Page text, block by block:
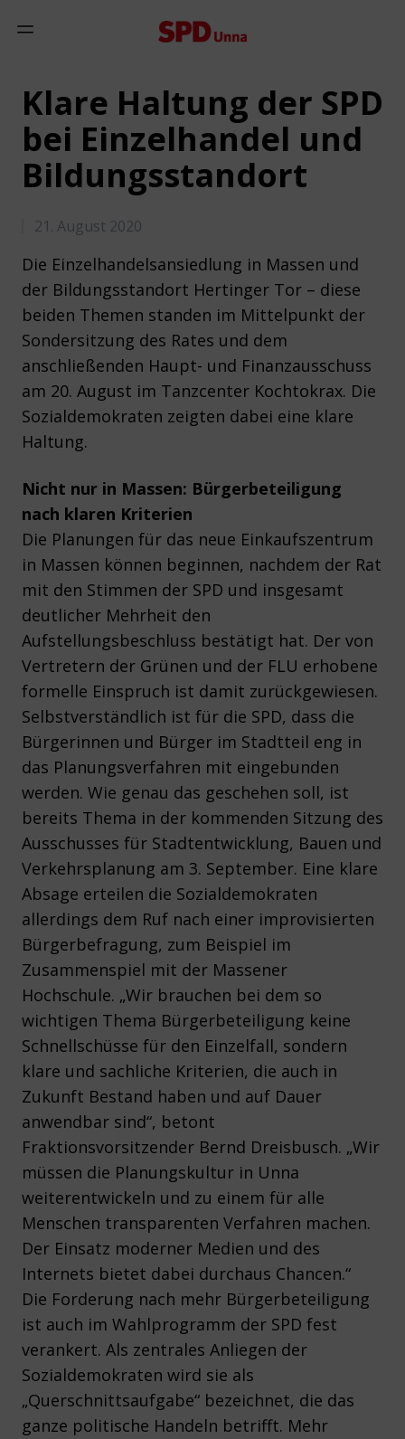
Mobiles Menü anzeigen
Klare Haltung der SPD
bei Einzelhandel und
Bildungsstandort
21. August 2020
Die Einzelhandelsansiedlung in Massen und
der Bildungsstandort Hertinger Tor – diese
beiden Themen standen im Mittelpunkt der
Sondersitzung des Rates und dem
anschließenden Haupt- und Finanzausschuss
am 20. August im Tanzcenter Kochtokrax. Die
Sozialdemokraten zeigten dabei eine klare
Haltung.
Nicht nur in Massen: Bürgerbeteiligung
nach klaren Kriterien
Die Planungen für das neue Einkaufszentrum
in Massen können beginnen, nachdem der Rat
mit den Stimmen der SPD und insgesamt
deutlicher Mehrheit den
Aufstellungsbeschluss bestätigt hat. Der von
Vertretern der Grünen und der FLU erhobene
formelle Einspruch ist damit zurückgewiesen.
Selbstverständlich ist für die SPD, dass die
Bürgerinnen und Bürger im Stadtteil eng in
das Planungsverfahren mit eingebunden
werden. Wie genau das geschehen soll, ist
bereits Thema in der kommenden Sitzung des
Ausschusses für Stadtentwicklung, Bauen und
Verkehrsplanung am 3. September. Eine klare
Absage erteilen die Sozialdemokraten
allerdings dem Ruf nach einer improvisierten
Bürgerbefragung, zum Beispiel im
Zusammenspiel mit der Massener
Hochschule. „Wir brauchen bei dem so
wichtigen Thema Bürgerbeteiligung keine
Schnellschüsse für den Einzelfall, sondern
klare und sachliche Kriterien, die auch in
Zukunft Bestand haben und auf Dauer
anwendbar sind“, betont
Fraktionsvorsitzender Bernd Dreisbusch. „Wir
müssen die Planungskultur in Unna
weiterentwickeln und zu einem für alle
Menschen transparenten Verfahren machen.
Der Einsatz moderner Medien und des
Internets bietet dabei durchaus Chancen.“
Die Forderung nach mehr Bürgerbeteiligung
ist auch im Wahlprogramm der SPD fest
verankert. Als zentrales Anliegen der
Sozialdemokraten wird sie als
„Querschnittsaufgabe“ bezeichnet, die das
ganze politische Handeln betrifft. Mehr